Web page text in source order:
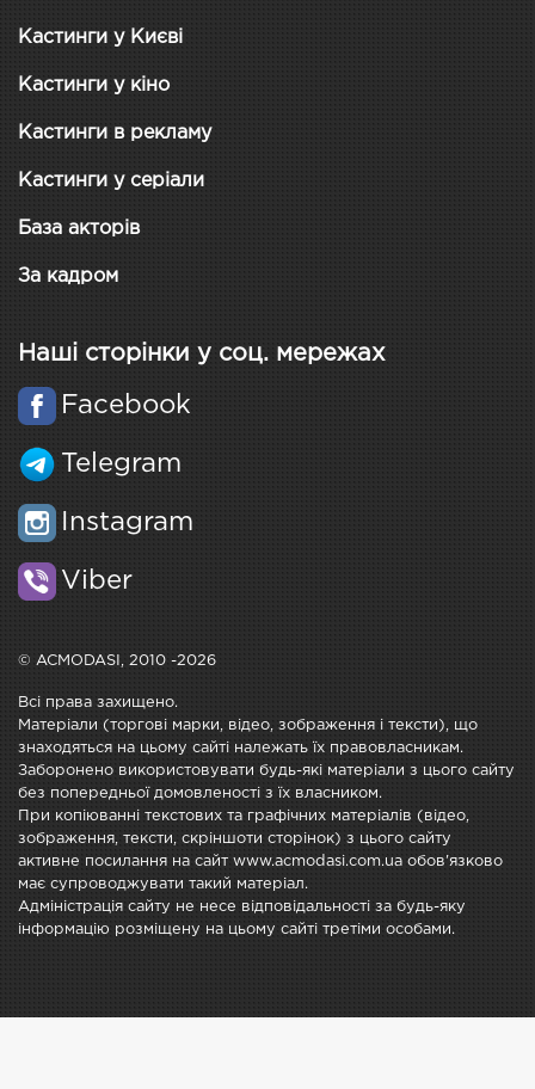
Кастинги у Києві
Кастинги у кіно
Кастинги в рекламу
Кастинги у серіали
База акторів
За кадром
Наші сторінки у соц. мережах
Facebook
Telegram
Instagram
Viber
© ACMODASI, 2010 -2026
Всі права захищено.
Матеріали (торгові марки, відео, зображення і тексти), що
знаходяться на цьому сайті належать їх правовласникам.
Заборонено використовувати будь-які матеріали з цього сайту
без попередньої домовленості з їх власником.
При копіюванні текстових та графічних матеріалів (відео,
зображення, тексти, скріншоти сторінок) з цього сайту
активне посилання на сайт www.acmodasi.com.ua обов'язково
має супроводжувати такий матеріал.
Адміністрація сайту не несе відповідальності за будь-яку
інформацію розміщену на цьому сайті третіми особами.